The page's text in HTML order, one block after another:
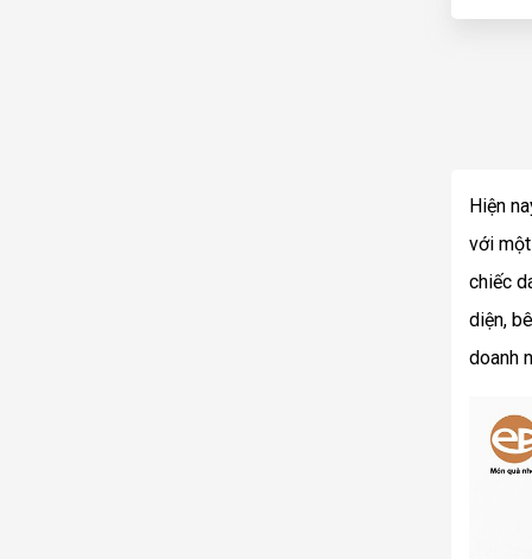
Hiện
với
chiếc
diện,
doanh